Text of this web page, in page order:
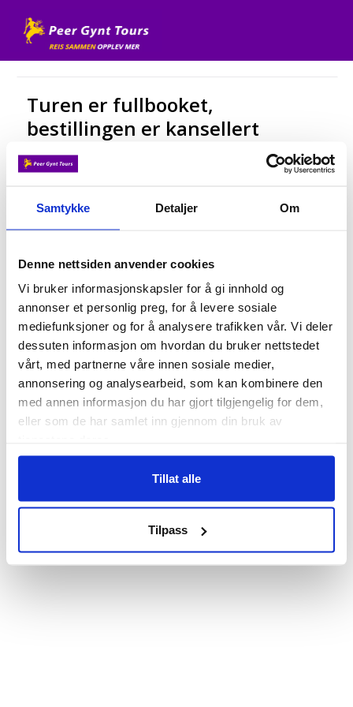
Samtykke Detaljer Om
Denne nettsiden anvender cookies
Vi bruker informasjonskapsler for å gi innhold og
annonser et personlig preg, for å levere sosiale
mediefunksjoner og for å analysere trafikken vår. Vi deler
dessuten informasjon om hvordan du bruker nettstedet
vårt, med partnerne våre innen sosiale medier,
annonsering og analysearbeid, som kan kombinere den
med annen informasjon du har gjort tilgjengelig for dem,
eller som de har samlet inn gjennom din bruk av
Tillat alle
Tilpass
Turen er fullbooket,
bestillingen er kansellert
Dessverre ble de siste plassene på denne turen tatt
derfor kansellert. Vi beklager dette og håper du
finner en annen ledig tur på vår nettside.